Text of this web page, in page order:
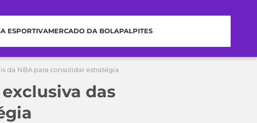
ESPORTIVAMERCADO DA BOLAPALPITES
da NBA para consolidar estratégia
das